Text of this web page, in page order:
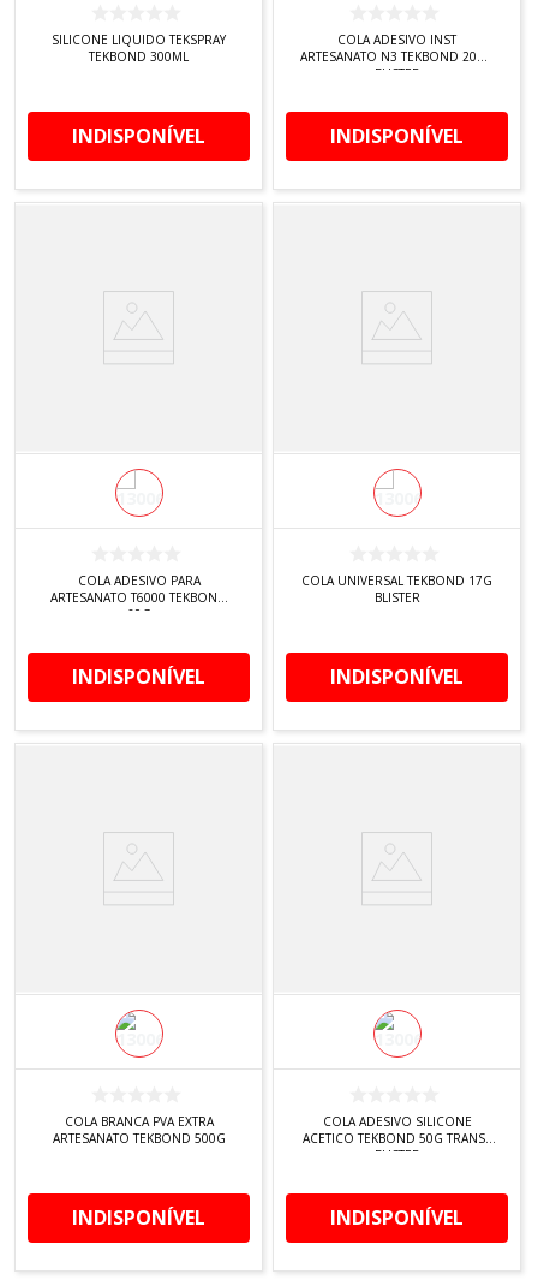
SILICONE LIQUIDO TEKSPRAY
TEKBOND 300ML
INDISPONÍVEL
COLA ADESIVO INST
ARTESANATO N3 TEKBOND 20GA
BLISTER
INDISPONÍVEL
COLA ADESIVO PARA
ARTESANATO T6000 TEKBOND
60G
INDISPONÍVEL
COLA UNIVERSAL TEKBOND 17G
BLISTER
INDISPONÍVEL
COLA BRANCA PVA EXTRA
ARTESANATO TEKBOND 500G
INDISPONÍVEL
COLA ADESIVO SILICONE
ACETICO TEKBOND 50G TRANSP
BLISTER
INDISPONÍVEL